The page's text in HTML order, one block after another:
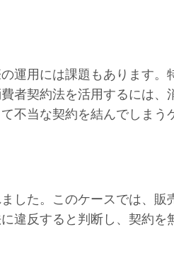
運用には課題もあります
者契約法を活用するには
当な契約を結んでしまう
した。このケースでは、
違反すると判断し、契約